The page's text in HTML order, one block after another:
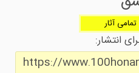
تمامی آثار
انتشار:
https://